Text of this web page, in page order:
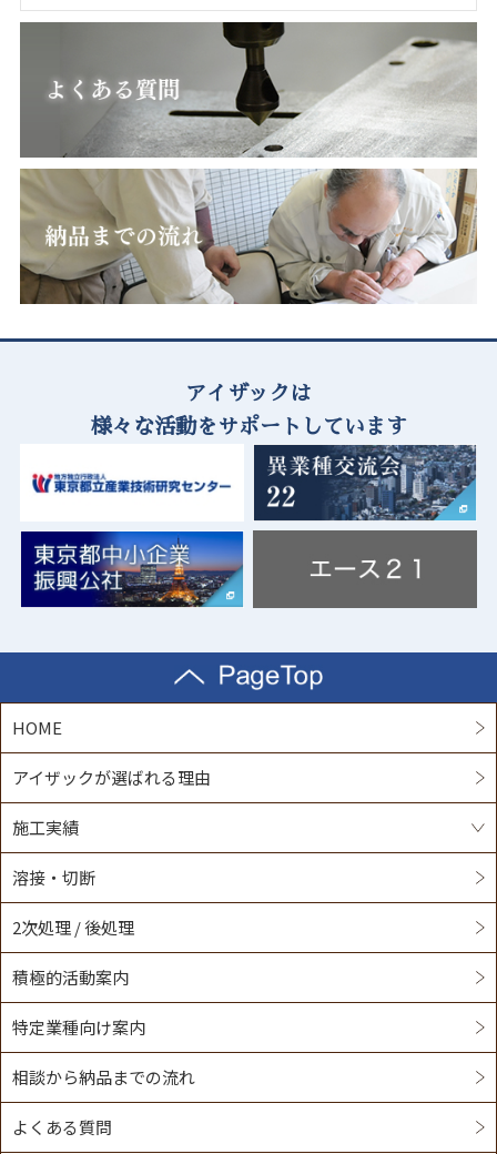
2026年 株式会社アイザック
2025/12/05
年末年始のお知らせ
2025/12/02
産業交流展2025に参加しました！ 株式
会社アイザック
2025/07/25
夏季休業のお知らせ
2025/06/20
2025/04/11
間伐材ベンチ設置プロジェクト
間伐材ベンチ設置プロジェクト
2024/12/18
年末年始のお知らせ
2026/02/05
都立多摩工科高等学校のインタ－ンシッ
プ受け入れ
2026/01/04
2026年 株式会社アイザック
2025/12/02
産業交流展2025に参加しました！ 株式
【2024技術向上・課題試験結果発表】
2023/07/29
インターンシップの学生１名受け入れま
高等学校）/ブログ/株式会社アイザック
展示いたします。
東京都立多摩工業高校生徒２名インター
トルンプ エフエーサービス製 3次元
2024/01/30
フライス盤研修/新人/株式会社アイザッ
ク
2023/08/04
曲げ加工/ベンダー/ブログ/株式会社アイ
ザック
2023/07/29
インターンシップの学生１名受け入れま
2023/06/19
第28回機械要素技術展に新たな技術品を
展示いたします。
2022/01/26
AMADA 第３３回優秀板金製品技能フェ
2021/07/15
ガス切断機・溶接機・加熱器・圧力調整
器の安全講習
2021/06/07
アーク溶接・ガス溶断の技術昇給課題
（株式会社アイザック）
アイザックは
様々な活動をサポートしています
HOME
アイザックが選ばれる理由
施工実績
溶接・切断
2次処理 / 後処理
積極的活動案内
特定業種向け案内
相談から納品までの流れ
よくある質問